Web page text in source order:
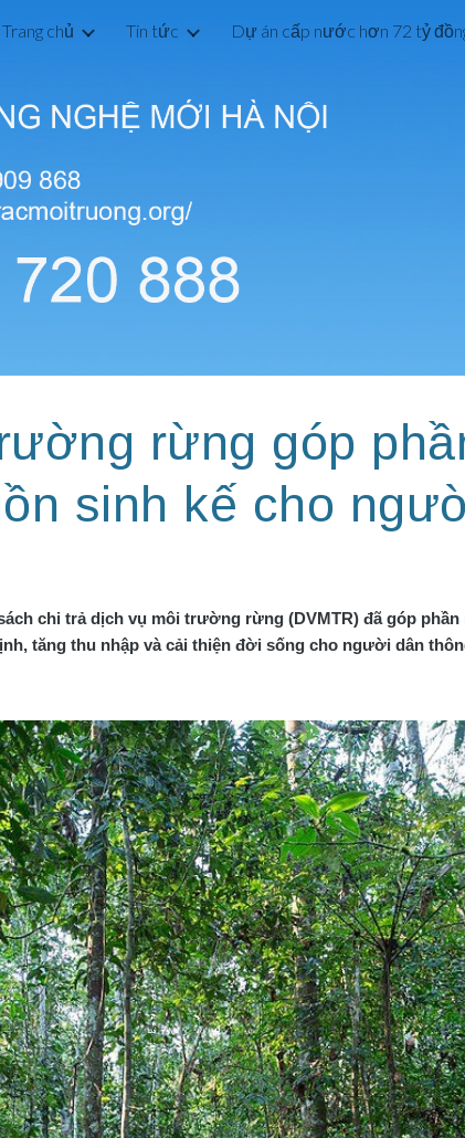
content Skip to
Trang chủ Tin tức
rừng góp
sinh kế cho
chi trả dịch vụ môi trường rừng (DVMTR) đã góp
tăng thu nhập và cải thiện đời sống cho người dân